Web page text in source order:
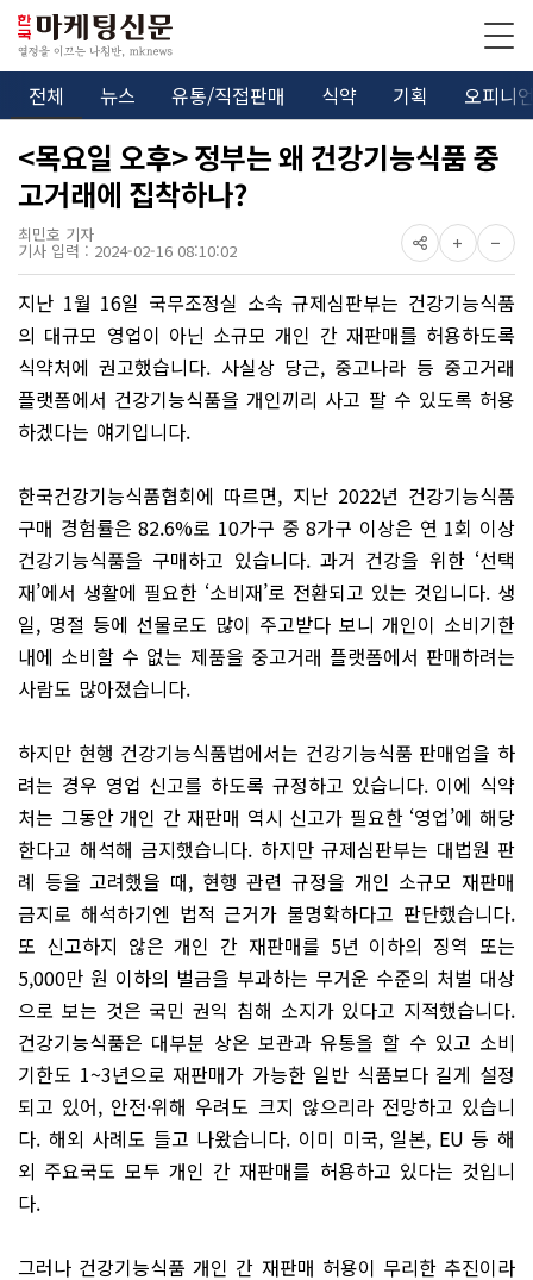
전체 뉴스 유통/직접판매 식약 기획 오피니
<목요일 오후> 정부는 왜 건강기능식품 중
고거래에 집착하나?
최민호 기자
기사 입력 : 2024-02-16 08:10:02
지난 1월 16일 국무조정실 소속 규제심판부는 건강기능식품
의 대규모 영업이 아닌 소규모 개인 간 재판매를 허용하도록
식약처에 권고했습니다. 사실상 당근, 중고나라 등 중고거래
플랫폼에서 건강기능식품을 개인끼리 사고 팔 수 있도록 허용
하겠다는 얘기입니다.
한국건강기능식품협회에 따르면, 지난 2022년 건강기능식품
구매 경험률은 82.6%로 10가구 중 8가구 이상은 연 1회 이상
건강기능식품을 구매하고 있습니다. 과거 건강을 위한 ‘선택
재’에서 생활에 필요한 ‘소비재’로 전환되고 있는 것입니다. 생
일, 명절 등에 선물로도 많이 주고받다 보니 개인이 소비기한
내에 소비할 수 없는 제품을 중고거래 플랫폼에서 판매하려는
사람도 많아졌습니다.
하지만 현행 건강기능식품법에서는 건강기능식품 판매업을 하
려는 경우 영업 신고를 하도록 규정하고 있습니다. 이에 식약
처는 그동안 개인 간 재판매 역시 신고가 필요한 ‘영업’에 해당
한다고 해석해 금지했습니다. 하지만 규제심판부는 대법원 판
례 등을 고려했을 때, 현행 관련 규정을 개인 소규모 재판매
금지로 해석하기엔 법적 근거가 불명확하다고 판단했습니다.
또 신고하지 않은 개인 간 재판매를 5년 이하의 징역 또는
5,000만 원 이하의 벌금을 부과하는 무거운 수준의 처벌 대상
으로 보는 것은 국민 권익 침해 소지가 있다고 지적했습니다.
건강기능식품은 대부분 상온 보관과 유통을 할 수 있고 소비
기한도 1~3년으로 재판매가 가능한 일반 식품보다 길게 설정
되고 있어, 안전·위해 우려도 크지 않으리라 전망하고 있습니
다. 해외 사례도 들고 나왔습니다. 이미 미국, 일본, EU 등 해
외 주요국도 모두 개인 간 재판매를 허용하고 있다는 것입니
다.
그러나 건강기능식품 개인 간 재판매 허용이 무리한 추진이라